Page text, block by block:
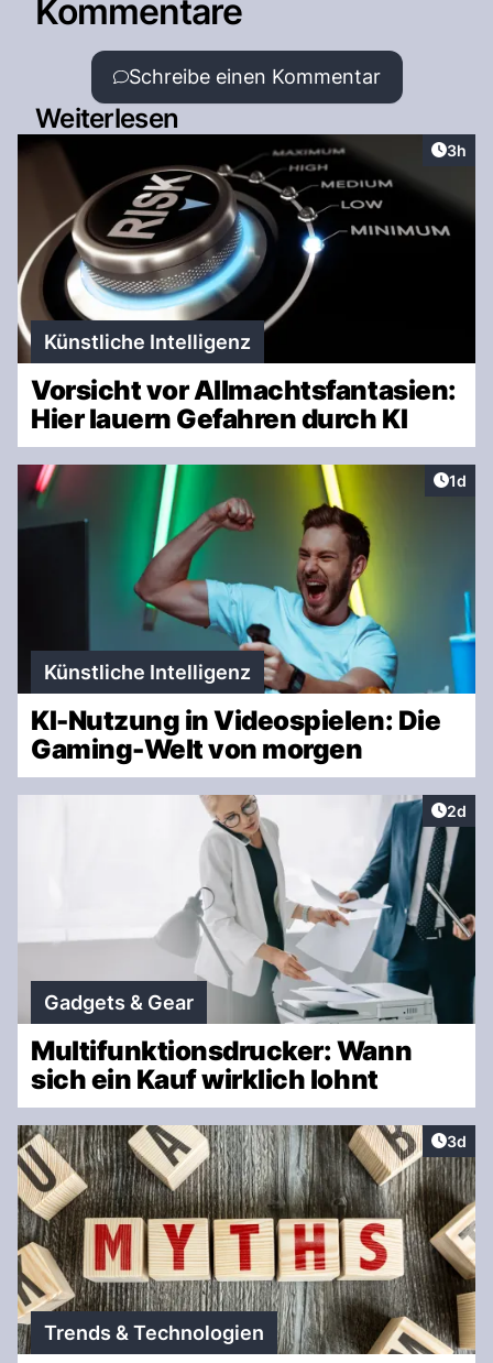
Kommentare
Schreibe einen Kommentar
Weiterlesen
3h
Künstliche Intelligenz
Vorsicht vor Allmachtsfantasien:
Hier lauern Gefahren durch KI
1d
Künstliche Intelligenz
KI-Nutzung in Videospielen: Die
Gaming-Welt von morgen
2d
Gadgets & Gear
Multifunktionsdrucker: Wann
sich ein Kauf wirklich lohnt
3d
Trends & Technologien